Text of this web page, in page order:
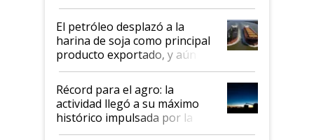
El petróleo desplazó a la
harina de soja como principal
producto exportado, y aún así
el agro aportó casi seis de cada
diez dólares y sostuvo el
liderazgo en un semestre
récord
Récord para el agro: la
actividad llegó a su máximo
histórico impulsada por la
cosecha y las exportaciones